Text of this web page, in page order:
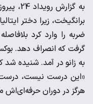
به
برانگیخت، زیرا دختر
ضربه را وارد کرد
گرفت که انصراف دهد.
«این درست نیست، درست
هرگز در دوران